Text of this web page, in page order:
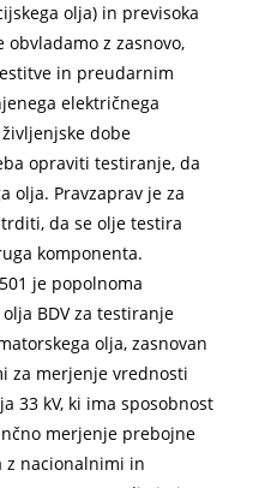
olja) in previsoka
z zasnovo,
in preudarnim
električnega
dobe
opraviti testiranje, da
olja. Pravzaprav je za
da se olje testira
komponenta.
je popolnoma
BDV za testiranje
olja, zasnovan
za merjenje vrednosti
33 kV, ki ima sposobnost
merjenje prebojne
z nacionalnimi in